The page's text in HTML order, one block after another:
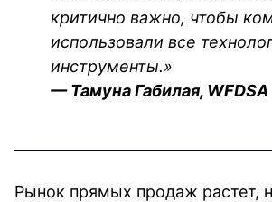
критично важно, чтобы
использовали все
инструменты.»
— Тамуна Габилая, WFDSA
Рынок прямых продаж растет,